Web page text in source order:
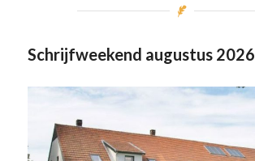
Schrijfweekend augustus 2026